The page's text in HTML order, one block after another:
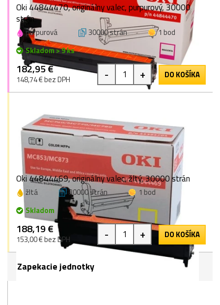
Oki 44844470, originálny valec, purpurový, 30000
strán
purpurová 30000 strán
1 bod
Skladom > 9 ks
182,95 €
148,74 € bez DPH - + DO KOŠÍKA
Oki 44844469, originálny valec, žltý, 30000 strán
žltá 30000 strán
1 bod
Skladom
188,19 €
153,00 € bez DPH - + DO KOŠÍKA
Zapekacie jednotky